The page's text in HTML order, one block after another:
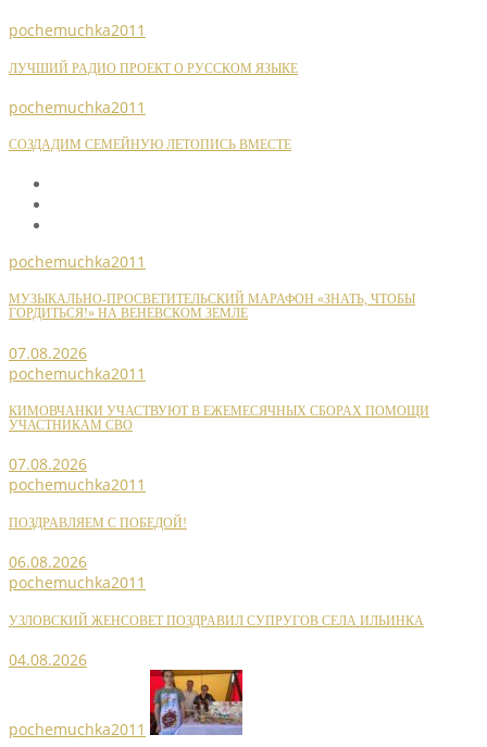
pochemuchka2011
ЛУЧШИЙ РАДИО ПРОЕКТ О РУССКОМ ЯЗЫКЕ
pochemuchka2011
СОЗДАДИМ СЕМЕЙНУЮ ЛЕТОПИСЬ ВМЕСТЕ
pochemuchka2011
МУЗЫКАЛЬНО-ПРОСВЕТИТЕЛЬСКИЙ МАРАФОН «ЗНАТЬ, ЧТОБЫ
ГОРДИТЬСЯ!» НА ВЕНЕВСКОМ ЗЕМЛЕ
07.08.2026
pochemuchka2011
КИМОВЧАНКИ УЧАСТВУЮТ В ЕЖЕМЕСЯЧНЫХ СБОРАХ ПОМОЩИ
УЧАСТНИКАМ СВО
07.08.2026
pochemuchka2011
ПОЗДРАВЛЯЕМ С ПОБЕДОЙ!
06.08.2026
pochemuchka2011
УЗЛОВСКИЙ ЖЕНСОВЕТ ПОЗДРАВИЛ СУПРУГОВ СЕЛА ИЛЬИНКА
04.08.2026
pochemuchka2011